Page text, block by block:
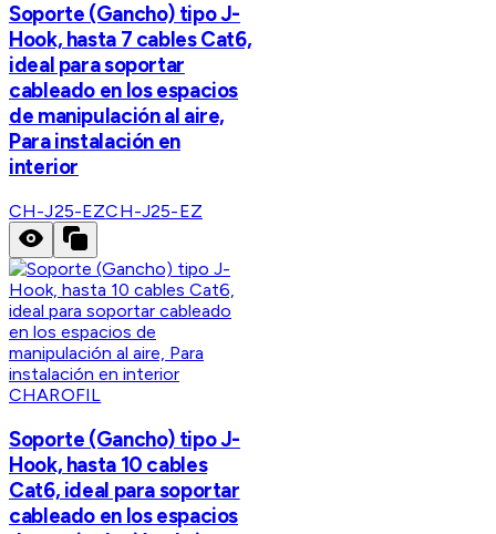
Soporte (Gancho) tipo J-
Hook, hasta 7 cables Cat6,
ideal para soportar
cableado en los espacios
de manipulación al aire,
Para instalación en
interior
CH-J25-EZCH-J25-EZ
CHAROFIL
Soporte (Gancho) tipo J-
Hook, hasta 10 cables
Cat6, ideal para soportar
cableado en los espacios